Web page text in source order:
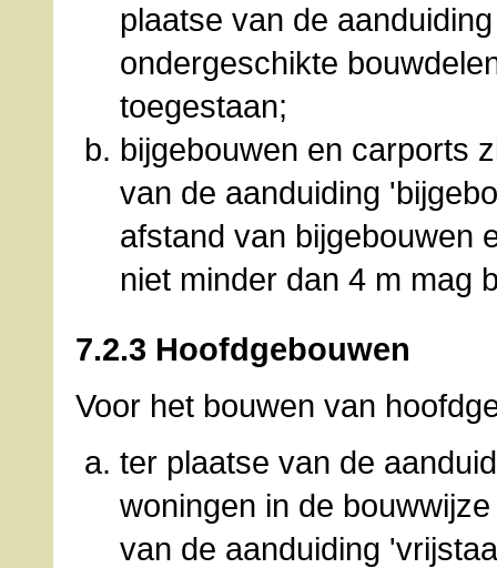
plaatse van de
ondergeschikte
toegestaan;
bijgebouwen en carports
van de aanduiding
afstand van bijgebouwen
niet minder dan 4 m mag
7.2.3 Hoofdgebouwen
Voor het bouwen van
ter plaatse van de
woningen in de
van de aanduiding